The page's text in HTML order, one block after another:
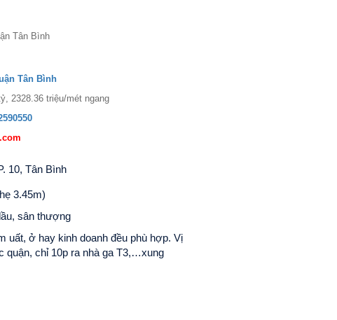
Tân Bình
Tân Bình
2328.36 triệu/mét ngang
10, Tân Bình
ẹ 3.45m)
sân thượng
ở hay kinh doanh đều phù hợp. Vị
quận, chỉ 10p ra nhà ga T3,…xung